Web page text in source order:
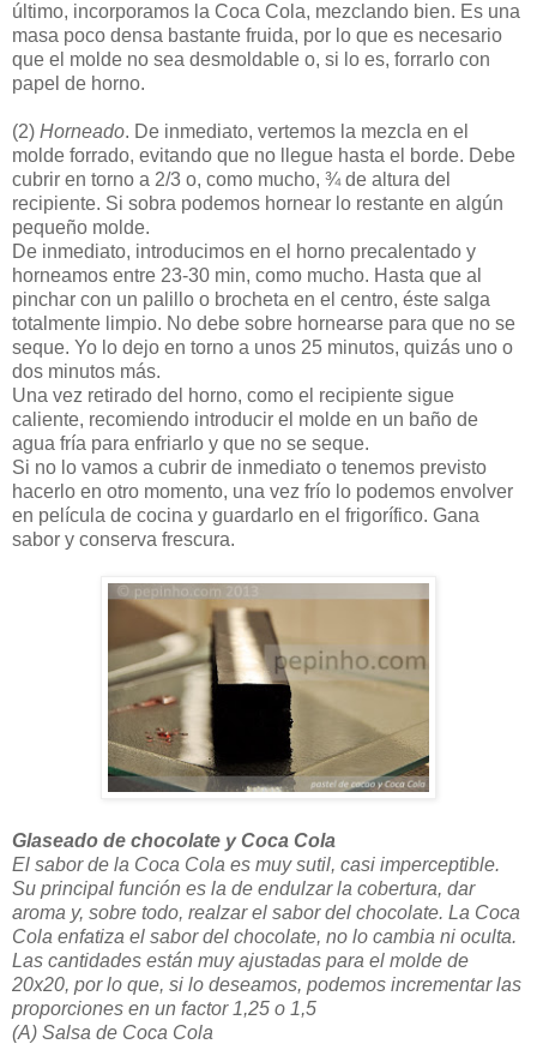
último, incorporamos la Coca Cola, mezclando bien. Es una
masa poco densa bastante fruida, por lo que es necesario
que el molde no sea desmoldable o, si lo es, forrarlo con
papel de horno.
(2) Horneado. De inmediato, vertemos la mezcla en el
molde forrado, evitando que no llegue hasta el borde. Debe
cubrir en torno a 2/3 o, como mucho, ¾ de altura del
recipiente. Si sobra podemos hornear lo restante en algún
pequeño molde.
De inmediato, introducimos en el horno precalentado y
horneamos entre 23-30 min, como mucho. Hasta que al
pinchar con un palillo o brocheta en el centro, éste salga
totalmente limpio. No debe sobre hornearse para que no se
seque. Yo lo dejo en torno a unos 25 minutos, quizás uno o
dos minutos más.
Una vez retirado del horno, como el recipiente sigue
caliente, recomiendo introducir el molde en un baño de
agua fría para enfriarlo y que no se seque.
Si no lo vamos a cubrir de inmediato o tenemos previsto
hacerlo en otro momento, una vez frío lo podemos envolver
en película de cocina y guardarlo en el frigorífico. Gana
sabor y conserva frescura.
Glaseado de chocolate y Coca Cola
El sabor de la Coca Cola es muy sutil, casi imperceptible.
Su principal función es la de endulzar la cobertura, dar
aroma y, sobre todo, realzar el sabor del chocolate. La Coca
Cola enfatiza el sabor del chocolate, no lo cambia ni oculta.
Las cantidades están muy ajustadas para el molde de
20x20, por lo que, si lo deseamos, podemos incrementar las
proporciones en un factor 1,25 o 1,5
(A) Salsa de Coca Cola